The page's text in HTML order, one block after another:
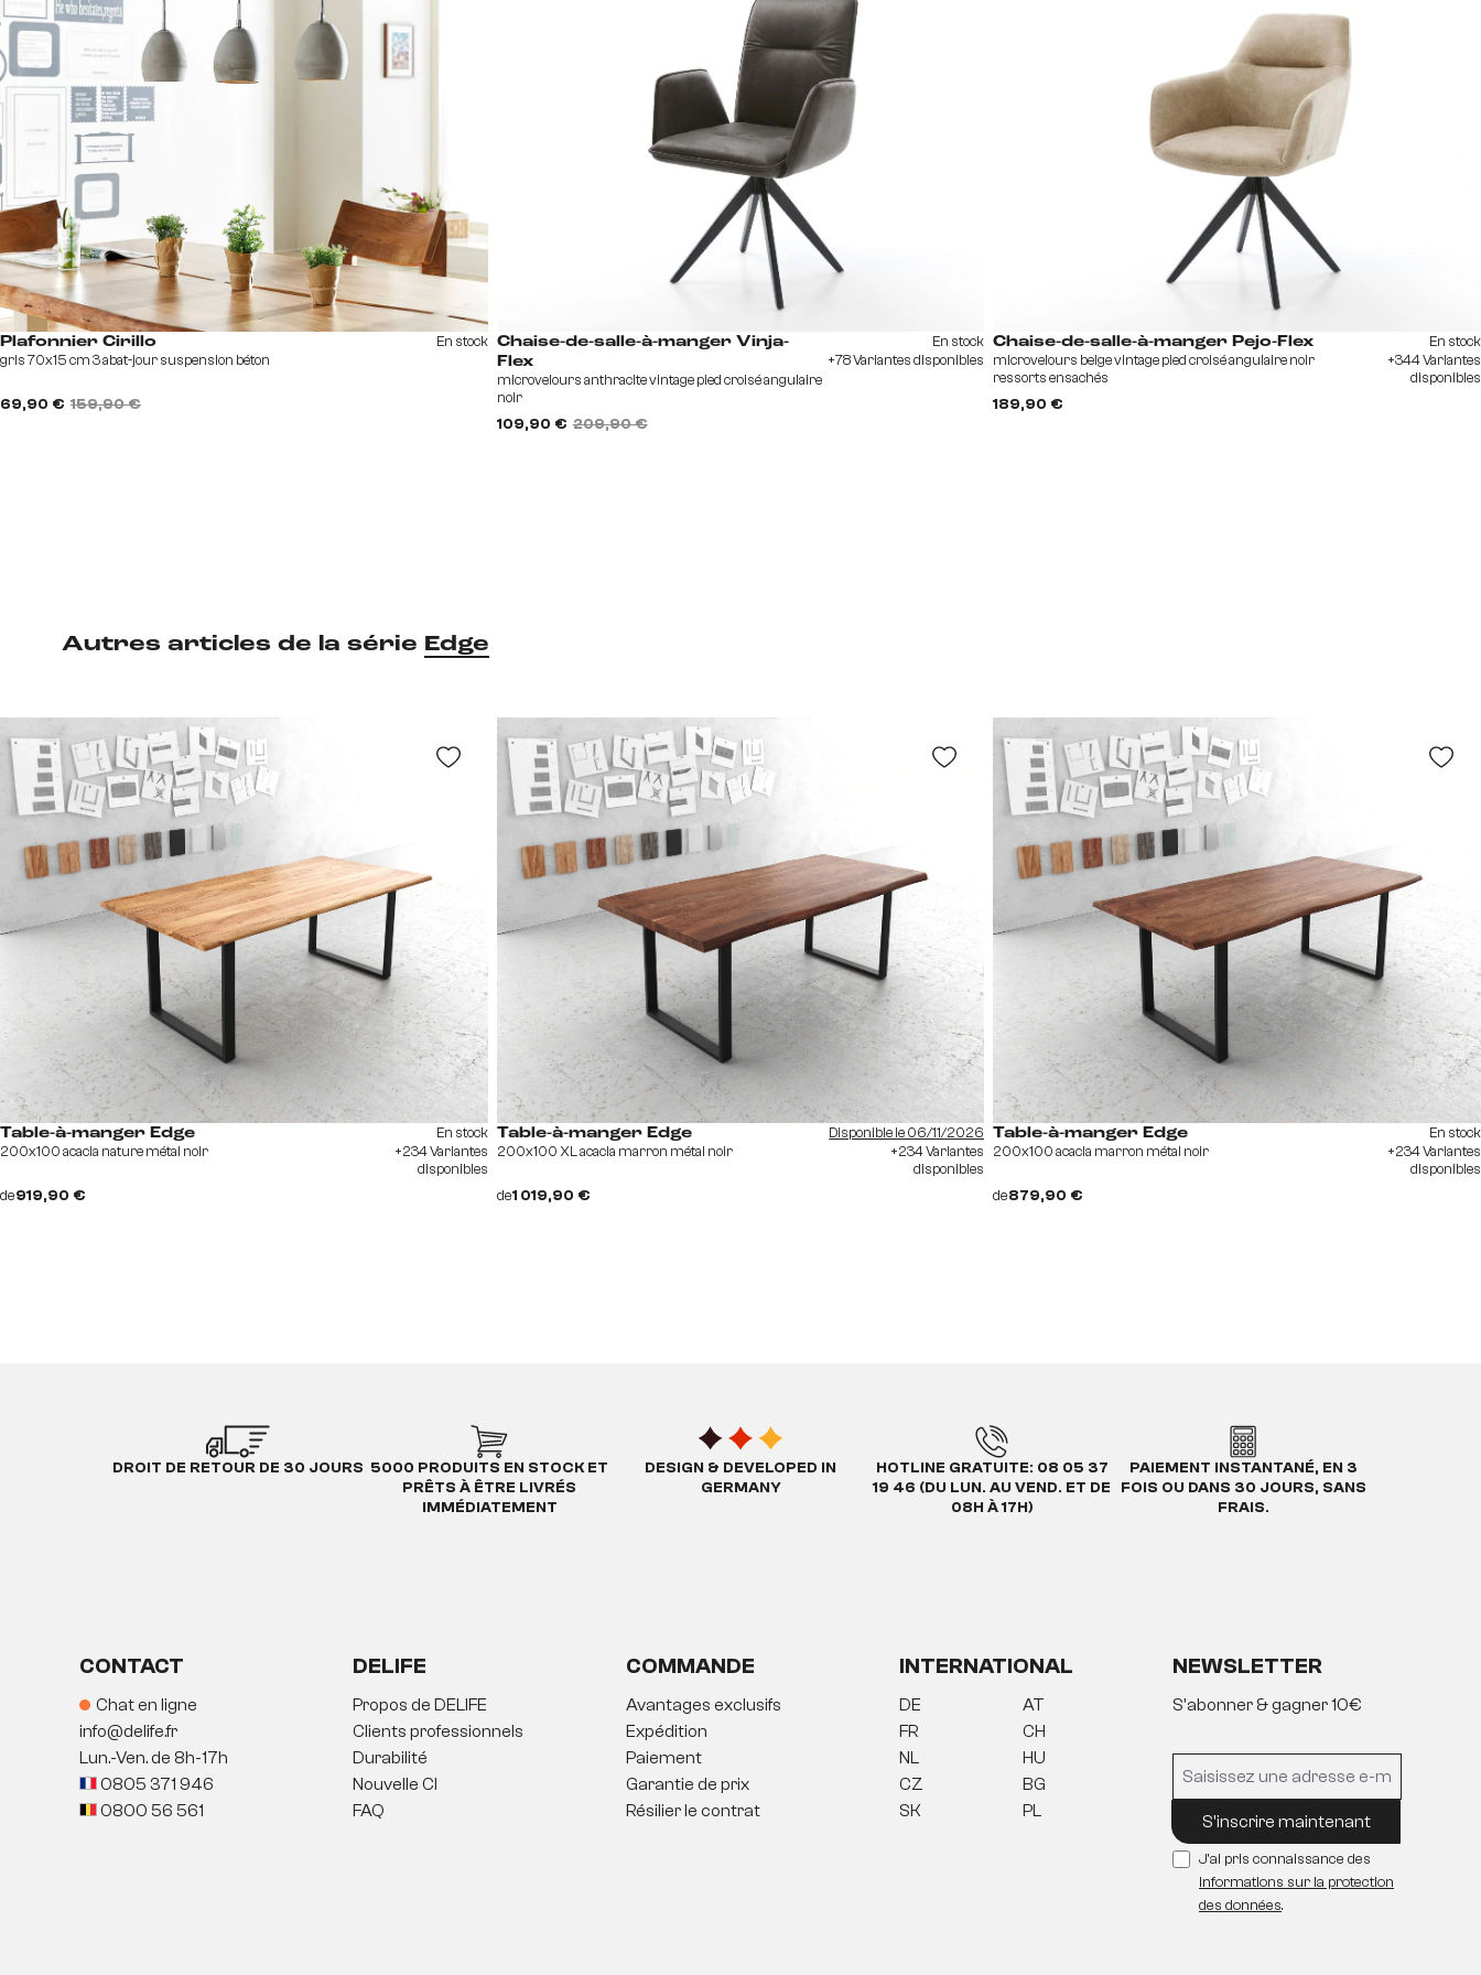
Autres articles de la série Edge
Table-à-manger Edge
200x100 acacia nature métal noir
de919,90 €
En stock
+234 Variantes
disponibles
Table-à-manger Edge
200x100 XL acacia marron métal noir
de1 019,90 €
Disponible le 06/11/2026
+234 Variantes
disponibles
Table-à-manger Edge
200x100 acacia marron métal noir
de879,90 €
En stock
+234 Variantes
disponibles
Plafonnier Cirillo
gris 70x15 cm 3 abat-jour suspension béton
69,90 € 159,90 €
En stock Chaise-de-salle-à-manger Vinja-
Flex
microvelours anthracite vintage pied croisé angulaire
noir
109,90 € 209,90 €
En stock
+78 Variantes disponibles
Chaise-de-salle-à-manger Pejo-Flex
microvelours beige vintage pied croisé angulaire noir
ressorts ensachés
189,90 €
En stock
+344 Variantes
disponibles
DROIT DE RETOUR DE 30 JOURS 5000 PRODUITS EN STOCK ET
PRÊTS À ÊTRE LIVRÉS
IMMÉDIATEMENT
DESIGN & DEVELOPED IN
GERMANY
HOTLINE GRATUITE: 08 05 37
19 46 (DU LUN. AU VEND. ET DE
08H À 17H)
PAIEMENT INSTANTANÉ, EN 3
FOIS OU DANS 30 JOURS, SANS
FRAIS.
CONTACT
Chat en ligne
info@delife.fr
Lun.-Ven. de 8h-17h
0805 371 946
0800 56 561
DELIFE
Propos de DELIFE
Clients professionnels
Durabilité
Nouvelle CI
FAQ
COMMANDE
Avantages exclusifs
Expédition
Paiement
Garantie de prix
Résilier le contrat
INTERNATIONAL
DE
FR
NL
CZ
SK
AT
CH
HU
BG
PL
NEWSLETTER
S'abonner & gagner 10€
S'inscrire maintenant
J'ai pris connaissance des
informations sur la protection
des données.